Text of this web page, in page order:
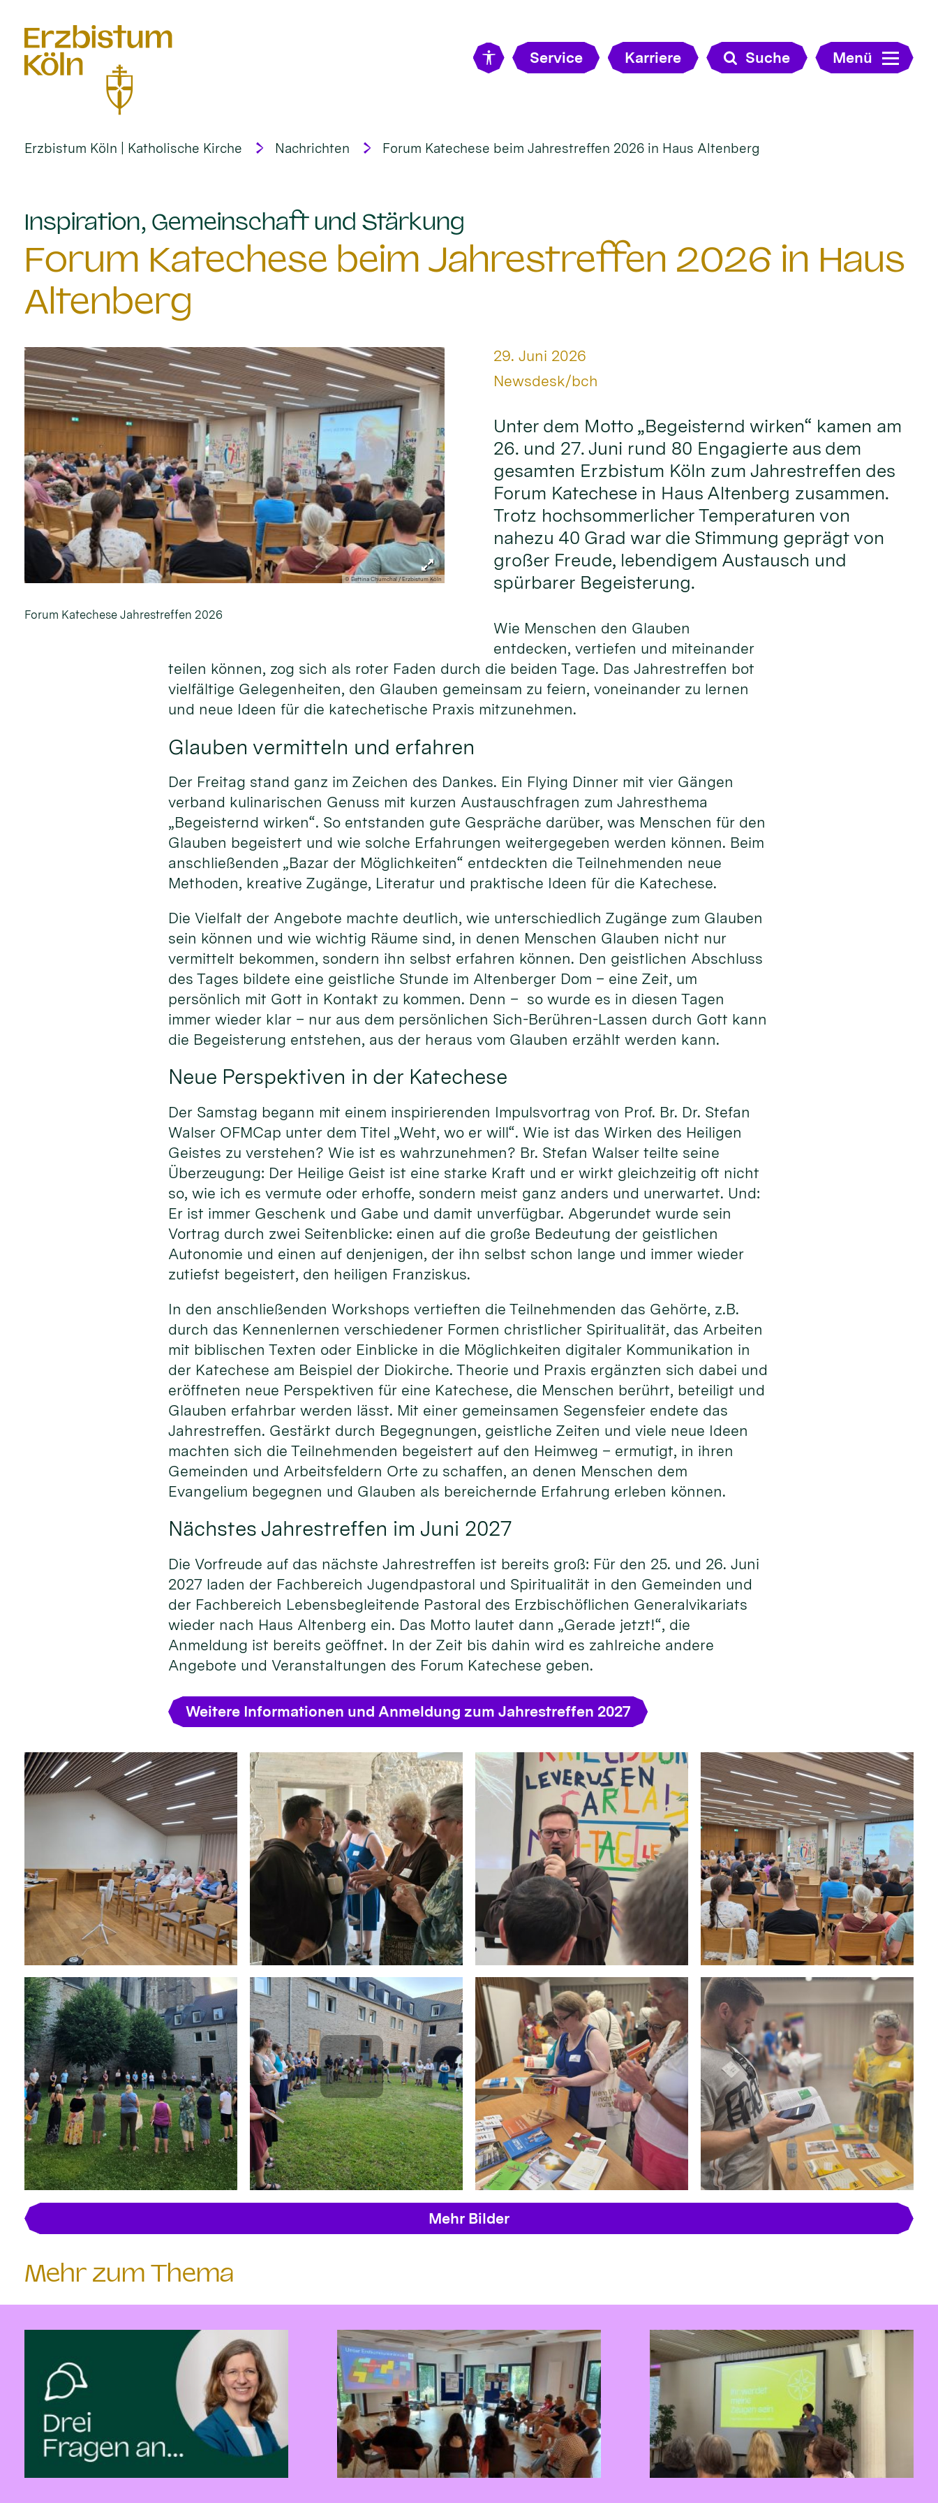
Service Karriere Suche Menü
Erzbistum Köln | Katholische Kirche Nachrichten Forum Katechese beim Jahrestreffen 2026 in Haus Altenberg
Inspiration, Gemeinschaft und Stärkung
Forum Katechese beim Jahrestreffen 2026 in Haus
Altenberg
© Bettina Chumchal / Erzbistum Köln
Forum Katechese Jahrestreffen 2026
Datum:
29. Juni 2026
Von:
Newsdesk/bch
Unter dem Motto „Begeisternd wirken“ kamen am
26. und 27. Juni rund 80 Engagierte aus dem
gesamten Erzbistum Köln zum Jahrestreffen des
Forum Katechese in Haus Altenberg zusammen.
Trotz hochsommerlicher Temperaturen von
nahezu 40 Grad war die Stimmung geprägt von
großer Freude, lebendigem Austausch und
spürbarer Begeisterung.
Wie Menschen den Glauben
entdecken, vertiefen und miteinander
teilen können, zog sich als roter Faden durch die beiden Tage. Das Jahrestreffen bot
vielfältige Gelegenheiten, den Glauben gemeinsam zu feiern, voneinander zu lernen
und neue Ideen für die katechetische Praxis mitzunehmen.
Glauben vermitteln und erfahren
Der Freitag stand ganz im Zeichen des Dankes. Ein Flying Dinner mit vier Gängen
verband kulinarischen Genuss mit kurzen Austauschfragen zum Jahresthema
„Begeisternd wirken“. So entstanden gute Gespräche darüber, was Menschen für den
Glauben begeistert und wie solche Erfahrungen weitergegeben werden können. Beim
anschließenden „Bazar der Möglichkeiten“ entdeckten die Teilnehmenden neue
Methoden, kreative Zugänge, Literatur und praktische Ideen für die Katechese.
Die Vielfalt der Angebote machte deutlich, wie unterschiedlich Zugänge zum Glauben
sein können und wie wichtig Räume sind, in denen Menschen Glauben nicht nur
vermittelt bekommen, sondern ihn selbst erfahren können. Den geistlichen Abschluss
des Tages bildete eine geistliche Stunde im Altenberger Dom – eine Zeit, um
persönlich mit Gott in Kontakt zu kommen. Denn – so wurde es in diesen Tagen
immer wieder klar – nur aus dem persönlichen Sich-Berühren-Lassen durch Gott kann
die Begeisterung entstehen, aus der heraus vom Glauben erzählt werden kann.
Neue Perspektiven in der Katechese
Der Samstag begann mit einem inspirierenden Impulsvortrag von Prof. Br. Dr. Stefan
Walser OFMCap unter dem Titel „Weht, wo er will“. Wie ist das Wirken des Heiligen
Geistes zu verstehen? Wie ist es wahrzunehmen? Br. Stefan Walser teilte seine
Überzeugung: Der Heilige Geist ist eine starke Kraft und er wirkt gleichzeitig oft nicht
so, wie ich es vermute oder erhoffe, sondern meist ganz anders und unerwartet. Und:
Er ist immer Geschenk und Gabe und damit unverfügbar. Abgerundet wurde sein
Vortrag durch zwei Seitenblicke: einen auf die große Bedeutung der geistlichen
Autonomie und einen auf denjenigen, der ihn selbst schon lange und immer wieder
zutiefst begeistert, den heiligen Franziskus.
In den anschließenden Workshops vertieften die Teilnehmenden das Gehörte, z.B.
durch das Kennenlernen verschiedener Formen christlicher Spiritualität, das Arbeiten
mit biblischen Texten oder Einblicke in die Möglichkeiten digitaler Kommunikation in
der Katechese am Beispiel der Diokirche. Theorie und Praxis ergänzten sich dabei und
eröffneten neue Perspektiven für eine Katechese, die Menschen berührt, beteiligt und
Glauben erfahrbar werden lässt. Mit einer gemeinsamen Segensfeier endete das
Jahrestreffen. Gestärkt durch Begegnungen, geistliche Zeiten und viele neue Ideen
machten sich die Teilnehmenden begeistert auf den Heimweg – ermutigt, in ihren
Gemeinden und Arbeitsfeldern Orte zu schaffen, an denen Menschen dem
Evangelium begegnen und Glauben als bereichernde Erfahrung erleben können.
Nächstes Jahrestreffen im Juni 2027
Die Vorfreude auf das nächste Jahrestreffen ist bereits groß: Für den 25. und 26. Juni
2027 laden der Fachbereich Jugendpastoral und Spiritualität in den Gemeinden und
der Fachbereich Lebensbegleitende Pastoral des Erzbischöflichen Generalvikariats
wieder nach Haus Altenberg ein. Das Motto lautet dann „Gerade jetzt!“, die
Anmeldung ist bereits geöffnet. In der Zeit bis dahin wird es zahlreiche andere
Angebote und Veranstaltungen des Forum Katechese geben.
Weitere Informationen und Anmeldung zum Jahrestreffen 2027
Mehr Bilder
Mehr zum Thema